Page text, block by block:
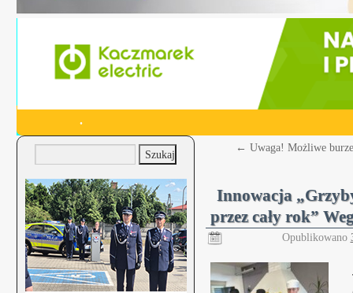
.
← Uwaga! Możliwe
Innowacja
przez cały rok”
Opublikowano